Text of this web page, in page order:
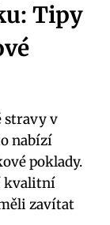
Tipy
stravy‌ v
nabízí
poklady.‍
kvalitní
zavítat